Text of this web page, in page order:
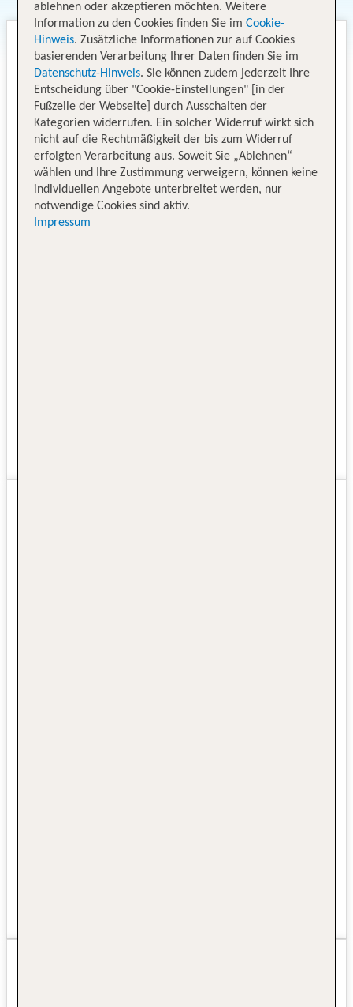
ablehnen oder akzeptieren möchten. Weitere
Information zu den Cookies finden Sie im Cookie-
Hinweis. Zusätzliche Informationen zur auf Cookies
basierenden Verarbeitung Ihrer Daten finden Sie im
Datenschutz-Hinweis. Sie können zudem jederzeit Ihre
Entscheidung über "Cookie-Einstellungen" [in der
Fußzeile der Webseite] durch Ausschalten der
Kategorien widerrufen. Ein solcher Widerruf wirkt sich
nicht auf die Rechtmäßigkeit der bis zum Widerruf
erfolgten Verarbeitung aus. Soweit Sie „Ablehnen“
wählen und Ihre Zustimmung verweigern, können keine
individuellen Angebote unterbreitet werden, nur
notwendige Cookies sind aktiv.
Impressum